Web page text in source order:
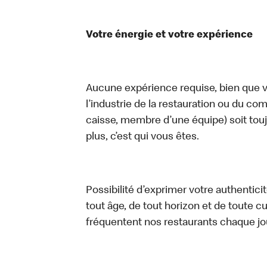
Votre énergie et votre expérience
Aucune expérience requise, bien que
l’industrie de la restauration ou du
caisse, membre d’une équipe) soit
plus, c’est qui vous êtes.
Possibilité d’exprimer votre
tout âge, de tout horizon et de toute
fréquentent nos restaurants chaque